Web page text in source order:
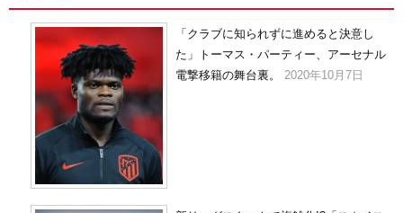
「クラブに知られずに進めると決意し
た」トーマス・パーティー、アーセナル
電撃移籍の舞台裏。
2020年10月7日